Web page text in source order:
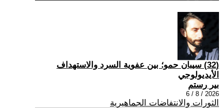
(32) سيبان حمو؛ بين عفوية السرد والاستهداف
الأيديولوجي
بير رستم
2026 / 8 / 6
الثورات والانتفاضات الجماهيرية